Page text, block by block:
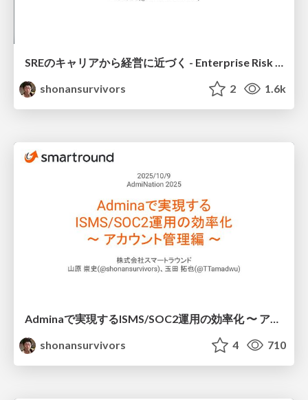
SREのキャリアから経営に近づく - Enterprise Risk Managementを基に -
shonansurvivors
2 1.6k
shonansurvivors
4 710